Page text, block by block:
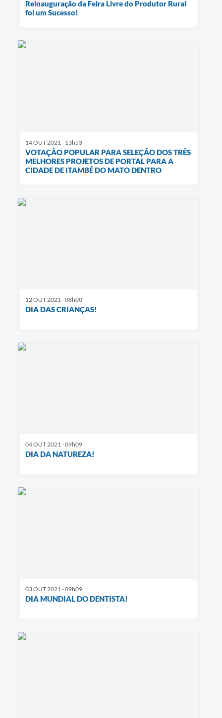
Reinauguração da Feira Livre do Produtor Rural
foi um Sucesso!
14 OUT 2021 - 13h53
VOTAÇÃO POPULAR PARA SELEÇÃO DOS TRÊS
MELHORES PROJETOS DE PORTAL PARA A
CIDADE DE ITAMBÉ DO MATO DENTRO
12 OUT 2021 - 08h00
DIA DAS CRIANÇAS!
04 OUT 2021 - 09h09
DIA DA NATUREZA!
03 OUT 2021 - 09h09
DIA MUNDIAL DO DENTISTA!